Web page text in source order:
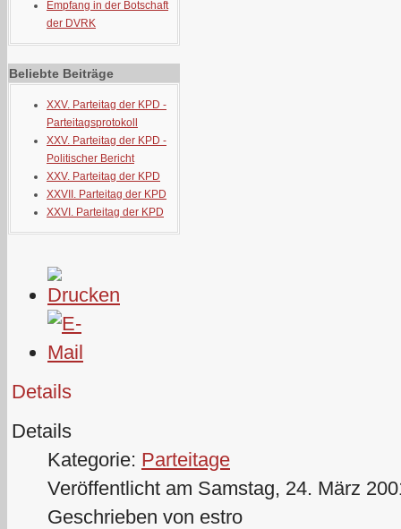
Empfang in der Botschaft
der DVRK
Beliebte Beiträge
XXV. Parteitag der KPD -
Parteitagsprotokoll
XXV. Parteitag der KPD -
Politischer Bericht
XXV. Parteitag der KPD
XXVII. Parteitag der KPD
XXVI. Parteitag der KPD
Details
Details
Kategorie: Parteitage
Veröffentlicht am Samstag, 24. März
Geschrieben von estro